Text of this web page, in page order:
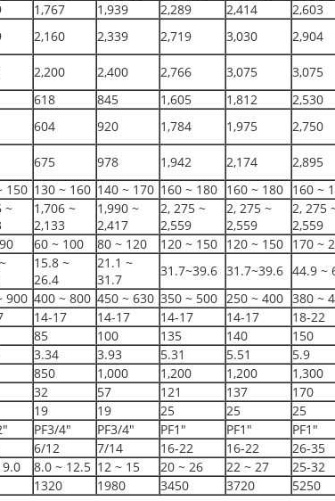
1,767 1,939 2,289 2,414 2,603
2,160 2,339 2,719 3,030 2,904
2,200 2,400 2,766 3,075 3,075
618 845 1,605 1,812 2,530
604 920 1,784 1,975 2,750
675 978 1,942 2,174 2,895
150 130 ~ 160 140 ~ 170 160 ~ 180 160 ~ 180 160 ~
~
1,706 ~
2,133
1,990 ~
2,417
2, 275 ~
2,559
2, 275 ~
2,559
2, 275
2,559
60 ~ 100 80 ~ 120 120 ~ 150 120 ~ 150 170 ~
15.8 ~
26.4
21.1 ~
31.7
31.7~39.6 31.7~39.6 44.9 ~
900 400 ~ 800 450 ~ 630 350 ~ 500 250 ~ 400 380 ~
14-17 14-17 14-17 14-17 18-22
85 100 135 140 150
3.34 3.93 5.31 5.51 5.9
850 1,000 1,200 1,200 1,300
32 57 121 137 170
19 19 25 25 25
PF3/4" PF3/4" PF1" PF1" PF1"
6/12 7/14 16-22 16-22 26-35
8.0 ~ 12.5 12 ~ 15 20 ~ 26 22 ~ 27 25-32
1320 1980 3450 3720 5250